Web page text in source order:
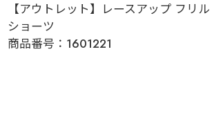
【アウトレット】レースアップ フリ
ショーツ
商品番号： 1601221